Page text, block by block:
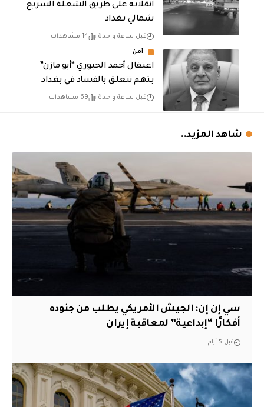
انقلابه على طريق الشعلة السريع
شمالي بغداد
قبل ساعة واحدة 14 مشاهدات
أمن
اعتقال أحمد الجبوري “أبو مازن”
بتهم تتعلق بالفساد في بغداد
قبل ساعة واحدة 69 مشاهدات
شاهد المزيد..
سي إن إن: الجيش الأمريكي يطلب من جنوده
أفكارًا “إبداعية” لمعاقبة إيران
قبل 5 أيام